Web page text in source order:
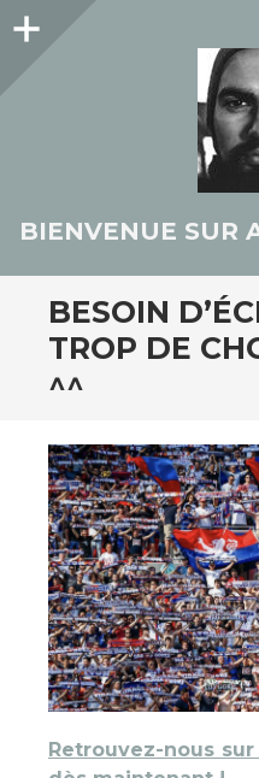
Colonne
BIENVENUE SUR
BESOIN
TROP DE
^^
Retrouvez-nous